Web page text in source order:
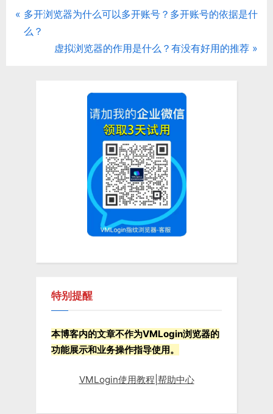
文
P
r
多开浏览器为什么可以多开账号？多开账号的依据是什
么？
N
虚拟浏览器的作用是什么？有没有好用的推荐
特别提醒
本博客内的文章不作为VMLogin浏览器的
功能展示和业务操作指导使用。
VMLogin使用教程|帮助中心